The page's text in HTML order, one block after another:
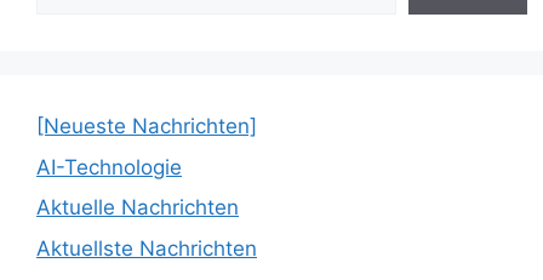
[Neueste Nachrichten]
AI-Technologie
Aktuelle Nachrichten
Aktuellste Nachrichten